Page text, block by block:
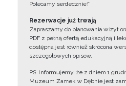
Polecamy serdecznie!”
Rezerwacje już trwają
Zapraszamy do planowania wizyt
PDF z pełną ofertą edukacyjną i
dostępna jest również skrócona
szczegółowych opisów.
PS. Informujemy, że z dniem 1
Muzeum Zamek w Dębnie jest